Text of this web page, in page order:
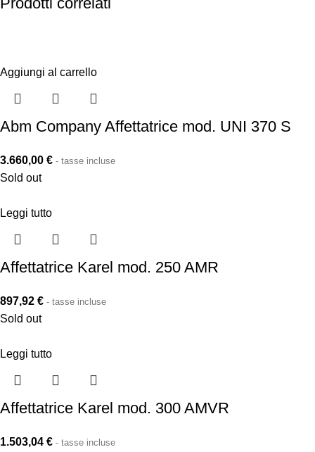
Aggiungi al carrello
Abm Company Affettatrice mod. UNI 370 S
3.660,00€ - tasse incluse
Sold out
Leggi tutto
Affettatrice Karel mod. 250 AMR
897,92€ - tasse incluse
Sold out
Leggi tutto
Affettatrice Karel mod. 300 AMVR
1.503,04€ - tasse incluse